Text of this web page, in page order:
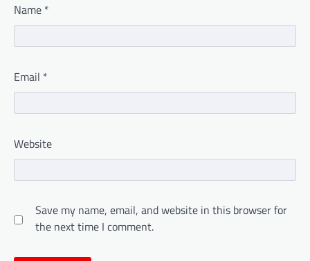
Name *
Email *
Website
Save my name, email, and website in this browser for
the next time I comment.